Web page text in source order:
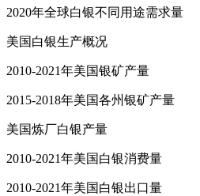
2020年全球白银不同用途需求量
美国白银生产概况
2010-2021年美国银矿产量
2015-2018年美国各州银矿产量
美国炼厂白银产量
2010-2021年美国白银消费量
2010-2021年美国白银出口量